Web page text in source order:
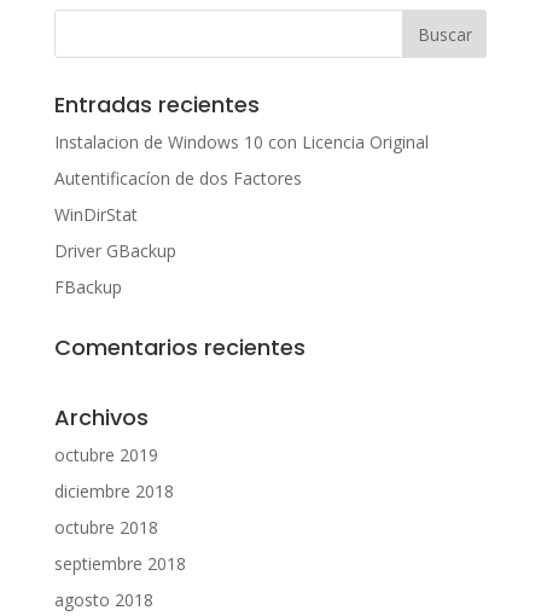
Entradas recientes
Instalacion de Windows 10 con Licencia Original
Autentificacíon de dos Factores
WinDirStat
Driver GBackup
FBackup
Comentarios recientes
Archivos
octubre 2019
diciembre 2018
octubre 2018
septiembre 2018
agosto 2018